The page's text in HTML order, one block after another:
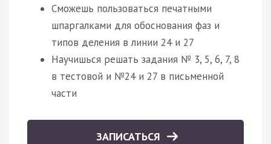
Сможешь пользоваться печатными
шпаргалками для обоснования фаз и
типов деления в линии 24 и 27
Научишься решать задания № 3, 5, 6, 7, 8
в тестовой и №24 и 27 в письменной
части
ЗАПИСАТЬСЯ